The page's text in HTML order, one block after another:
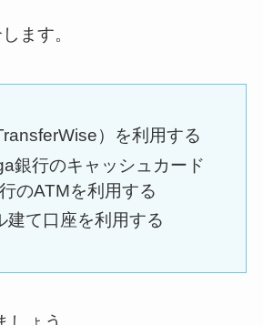
ます。
）を利用する
銀行のキャッシュカード
のATMを利用する
建て口座を利用する